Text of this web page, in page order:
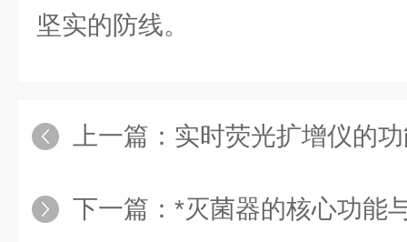
坚实的防线。
上一篇： 实时荧光扩增仪的
下一篇： *灭菌器的核心功能